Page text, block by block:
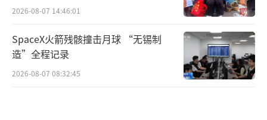
2026-08-07 14:46:01
SpaceX火箭残骸撞击月球 “无锡制
造”全程记录
2026-08-07 08:32:45